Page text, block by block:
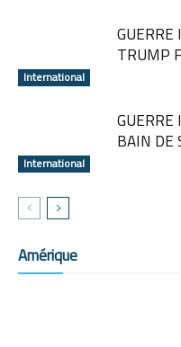
International
GUERRE
TRUMP
International
GUERRE
BAIN DE
Amérique